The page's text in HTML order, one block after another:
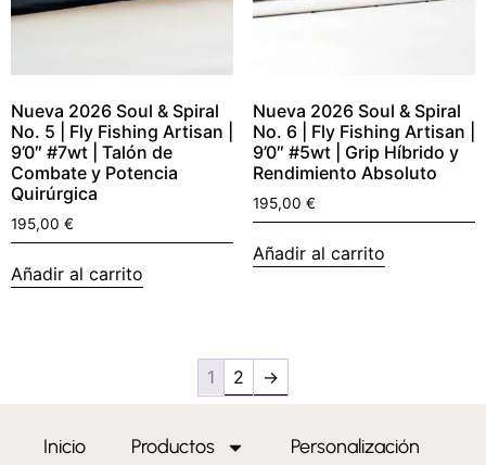
Nueva 2026 Soul & Spiral
No. 5 | Fly Fishing Artisan |
9’0″ #7wt | Talón de
Combate y Potencia
Quirúrgica
195,00 €
Añadir al carrito
Nueva 2026 Soul & Spiral
No. 6 | Fly Fishing Artisan |
9’0″ #5wt | Grip Híbrido y
Rendimiento Absoluto
195,00 €
Añadir al carrito
1 2 →
Inicio Productos Personalización